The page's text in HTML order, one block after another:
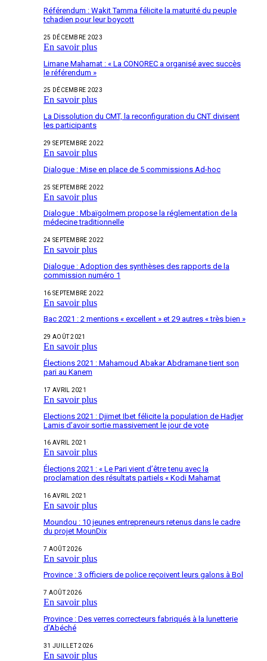
Référendum : Wakit Tamma félicite la maturité du peuple
tchadien pour leur boycott
25 DÉCEMBRE 2023
En savoir plus
Limane Mahamat : « La CONOREC a organisé avec succès
le référendum »
25 DÉCEMBRE 2023
En savoir plus
La Dissolution du CMT, la reconfiguration du CNT divisent
les participants
29 SEPTEMBRE 2022
En savoir plus
Dialogue : Mise en place de 5 commissions Ad-hoc
25 SEPTEMBRE 2022
En savoir plus
Dialogue : Mbaïgolmem propose la réglementation de la
médecine traditionnelle
24 SEPTEMBRE 2022
En savoir plus
Dialogue : Adoption des synthèses des rapports de la
commission numéro 1
16 SEPTEMBRE 2022
En savoir plus
Bac 2021 : 2 mentions « excellent » et 29 autres « très bien »
29 AOÛT 2021
En savoir plus
Élections 2021 : Mahamoud Abakar Abdramane tient son
pari au Kanem
17 AVRIL 2021
En savoir plus
Elections 2021 : Djimet Ibet félicite la population de Hadjer
Lamis d’avoir sortie massivement le jour de vote
16 AVRIL 2021
En savoir plus
Élections 2021 : « Le Pari vient d’être tenu avec la
proclamation des résultats partiels « Kodi Mahamat
16 AVRIL 2021
En savoir plus
Moundou : 10 jeunes entrepreneurs retenus dans le cadre
du projet MounDix
7 AOÛT 2026
En savoir plus
Province : 3 officiers de police reçoivent leurs galons à Bol
7 AOÛT 2026
En savoir plus
Province : Des verres correcteurs fabriqués à la lunetterie
d’Abéché
31 JUILLET 2026
En savoir plus